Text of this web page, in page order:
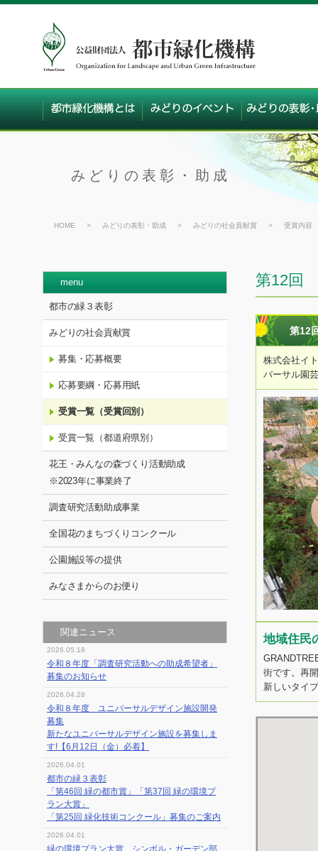
みどりの表彰・助成
HOME > みどりの表彰・助成 > みどりの社会貢献賞 > 受賞内容
第12回
第12
株式会社イ
バーサル園
地域住民
街です。再
新しいタイ
menu
都市の緑３表彰
みどりの社会貢献賞
募集・応募概要
応募要綱・応募用紙
受賞一覧（受賞回別）
受賞一覧（都道府県別）
花王・みんなの森づくり活動助成
※2023年に事業終了
調査研究活動助成事業
全国花のまちづくりコンクール
公園施設等の提供
みなさまからのお便り
関連ニュース
2026.05.18
令和８年度「調査研究活動への助成希望者」
募集のお知らせ
2026.04.28
令和８年度 ユニバーサルデザイン施設開発
募集
新たなユニバーサルデザイン施設を募集しま
す!【6月12日（金）必着】
2026.04.01
都市の緑３表彰
「第46回 緑の都市賞」「第37回 緑の環境プ
ラン大賞」
「第25回 緑化技術コンクール」募集のご案内
2026.04.01
緑の環境プラン大賞 シンボル・ガーデン部